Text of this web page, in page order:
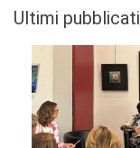
Ultimi pubblicati